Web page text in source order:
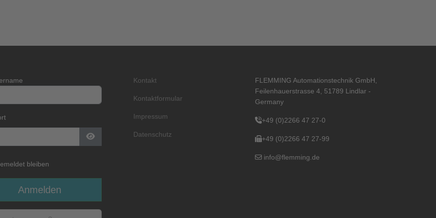
Passwort anzeigen
bleiben
Anmelden
Kontakt
Kontaktformular
Impressum
Datenschutz
FLEMMING Automationstechnik GmbH,
Feilenhauerstrasse 4, 51789 Lindlar -
Germany
+49 (0)2266 47 27-0
+49 (0)2266 47 27-99
info@flemming.de